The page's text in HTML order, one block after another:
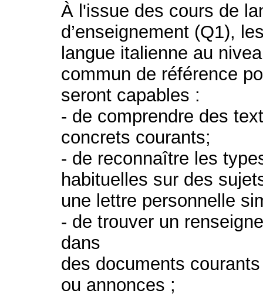
À l'issue des cours de
d’enseignement (Q1),
langue italienne au
commun de référence
seront capables :
- de comprendre des
concrets courants;
- de reconnaître les
habituelles sur des
une lettre personnelle
- de trouver un
dans
des documents
ou annonces ;